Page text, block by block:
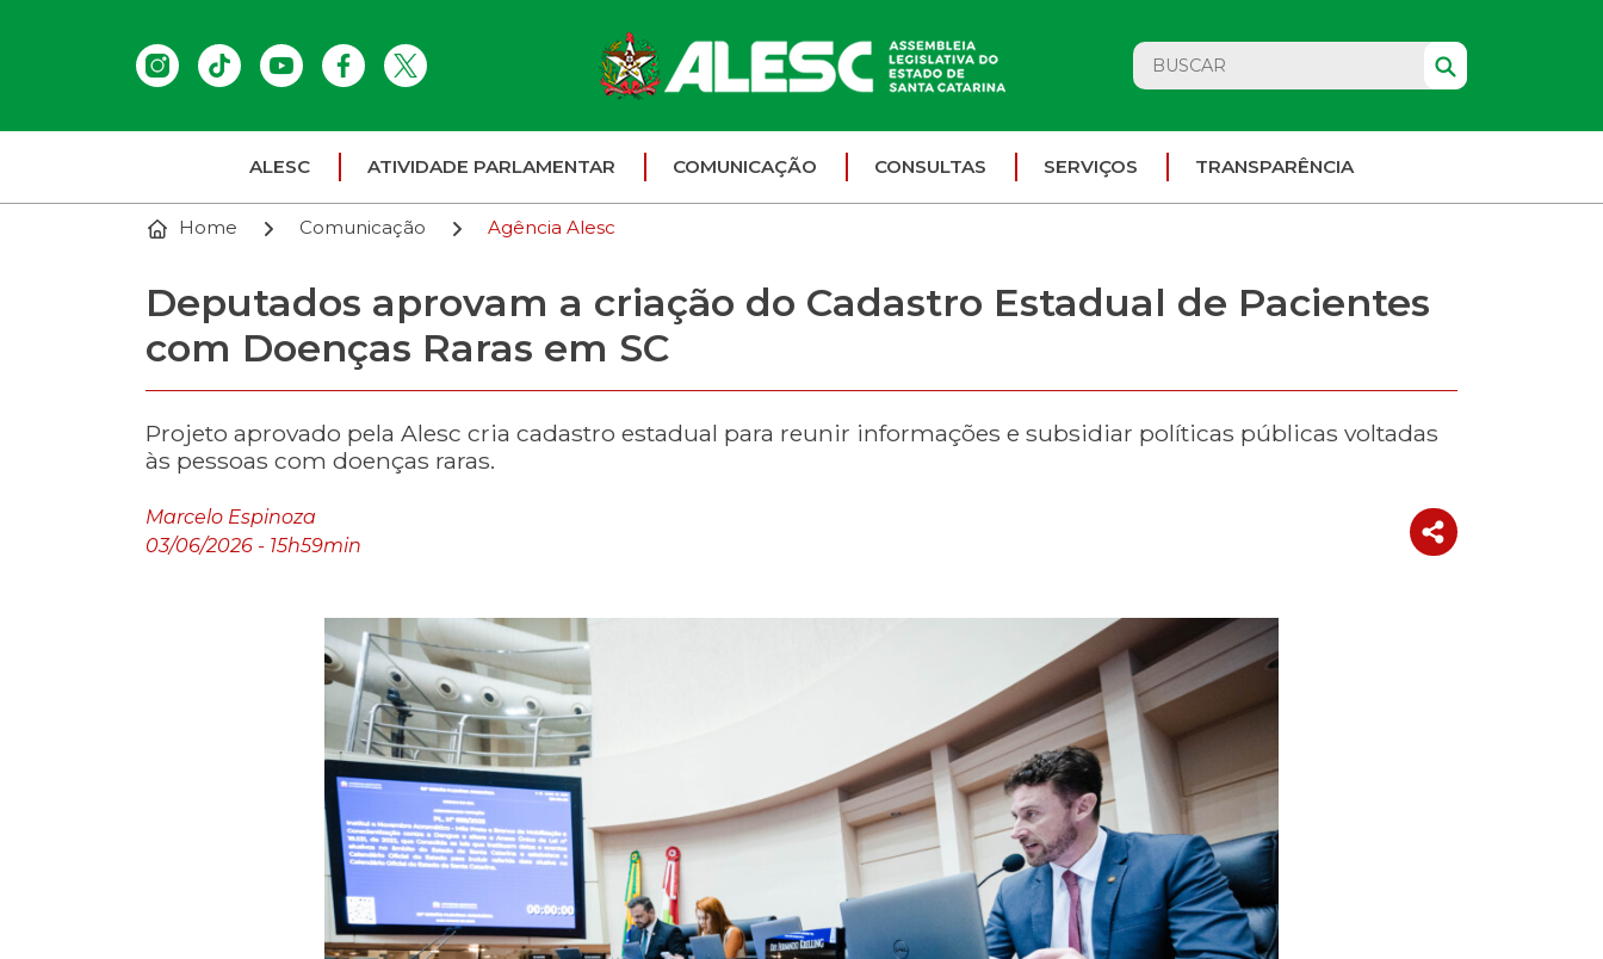
ALESC ATIVIDADE PARLAMENTAR COMUNICAÇÃO CONSULTAS SERVIÇOS TRANSPARÊNCIA
Home Comunicação Agência Alesc
Deputados aprovam a criação do Cadastro Estadual de Pacientes
com Doenças Raras em SC
Projeto aprovado pela Alesc cria cadastro estadual para reunir informações e subsidiar políticas públicas voltadas
às pessoas com doenças raras.
Marcelo Espinoza
03/06/2026 - 15h59min